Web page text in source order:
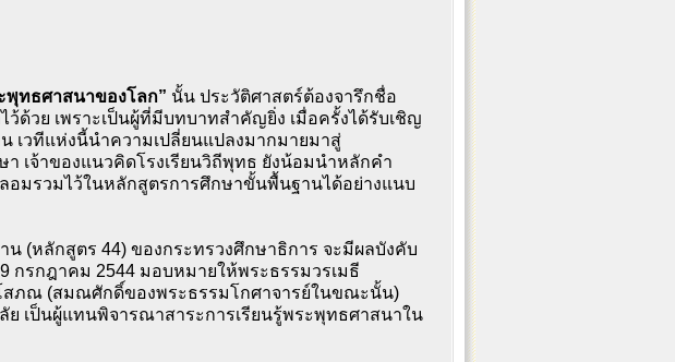
พุทธศาสนาของโลก” นั้น ประวัติศาสตร์ต้องจารึกชื่อ
ไว้ด้วย เพราะเป็นผู้ที่มีบทบาทสำคัญยิ่ง เมื่อครั้งได้รับเชิญ
เวทีแห่งนี้นำความเปลี่ยนแปลงมากมายมาสู่
เจ้าของแนวคิดโรงเรียนวิถีพุทธ ยังน้อมนำหลักคำ
มรวมไว้ในหลักสูตรการศึกษาขั้นพื้นฐานได้อย่างแนบ
(หลักสูตร 44) ของกระทรวงศึกษาธิการ จะมีผลบังคับ
กรกฎาคม 2544 มอบหมายให้พระธรรมวรเมธี
สภณ (สมณศักดิ์ของพระธรรมโกศาจารย์ในขณะนั้น)
เป็นผู้แทนพิจารณาสาระการเรียนรู้พระพุทธศาสนาใน